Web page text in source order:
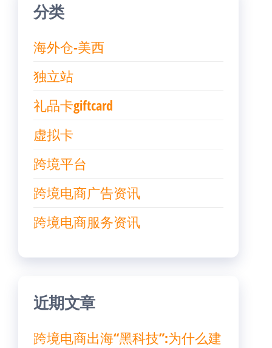
分类
海外仓-美西
独立站
礼品卡giftcard
虚拟卡
跨境平台
跨境电商广告资讯
跨境电商服务资讯
近期文章
跨境电商出海“黑科技”:为什么建